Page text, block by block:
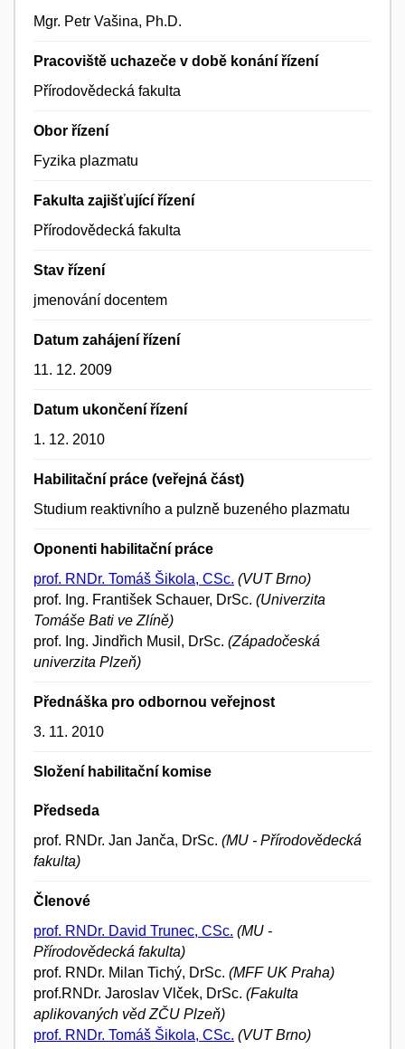
Mgr. Petr Vašina, Ph.D.
Pracoviště uchazeče v době konání řízení
Přírodovědecká fakulta
Obor řízení
Fyzika plazmatu
Fakulta zajišťující řízení
Přírodovědecká fakulta
Stav řízení
jmenování docentem
Datum zahájení řízení
11. 12. 2009
Datum ukončení řízení
1. 12. 2010
Habilitační práce (veřejná část)
Studium reaktivního a pulzně buzeného plazmatu
Oponenti habilitační práce
prof. RNDr. Tomáš Šikola, CSc. (VUT Brno)
prof. Ing. František Schauer, DrSc. (Univerzita
Tomáše Bati ve Zlíně)
prof. Ing. Jindřich Musil, DrSc. (Západočeská
univerzita Plzeň)
Přednáška pro odbornou veřejnost
3. 11. 2010
Složení habilitační komise
Předseda
prof. RNDr. Jan Janča, DrSc. (MU - Přírodovědecká
fakulta)
Členové
prof. RNDr. David Trunec, CSc. (MU -
Přírodovědecká fakulta)
prof. RNDr. Milan Tichý, DrSc. (MFF UK Praha)
prof.RNDr. Jaroslav Vlček, DrSc. (Fakulta
aplikovaných věd ZČU Plzeň)
prof. RNDr. Tomáš Šikola, CSc. (VUT Brno)